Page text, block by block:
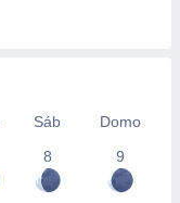
Sáb
Domo
8 9